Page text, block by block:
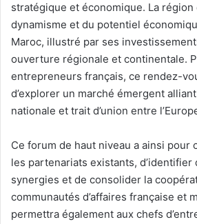
stratégique et économique. La région
dynamisme et du potentiel
Maroc, illustré par ses
ouverture régionale et continentale.
entrepreneurs français, ce rendez-
d’explorer un marché émergent
nationale et trait d’union entre
Ce forum de haut niveau a ainsi pour
les partenariats existants, d’identifier
synergies et de consolider la
communautés d’affaires française et
permettra également aux chefs